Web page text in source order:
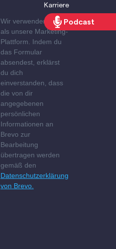
Wir verwenden Brevo
als unsere Marketing-
Plattform. Indem du
das Formular
absendest, erklärst
du dich
einverstanden, dass
die von dir
angegebenen
persönlichen
Informationen an
Brevo zur
Bearbeitung
übertragen werden
gemäß den
Datenschutzerklärung
von Brevo.
Karriere
Podcast